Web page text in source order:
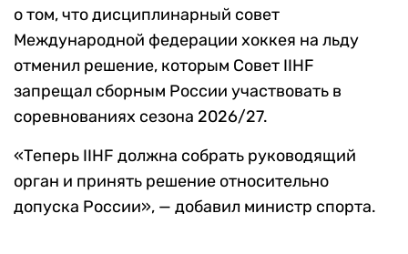
о том, что дисциплинарный совет
Международной федерации хоккея на льду
отменил решение, которым Совет IIHF
запрещал сборным России участвовать в
соревнованиях сезона 2026/27.
«Теперь IIHF должна собрать руководящий
орган и принять решение относительно
допуска России», — добавил министр спорта.